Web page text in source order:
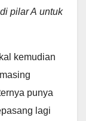
pilar A untuk
kemudian
punya
lagi